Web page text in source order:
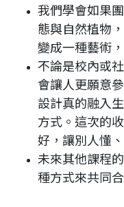
我們學會如果
態與自然植物
變成一種藝術
不論是校內或
會讓人更願意
設計真的融入
方式。這次的
好，讓別人懂
未來其他課程
種方式來共同